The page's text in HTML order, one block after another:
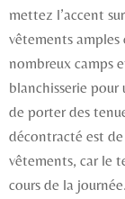
mettez l’accent
vêtements amples
nombreux camps
blanchisserie pour
de porter des
décontracté est
vêtements, car le
cours de la